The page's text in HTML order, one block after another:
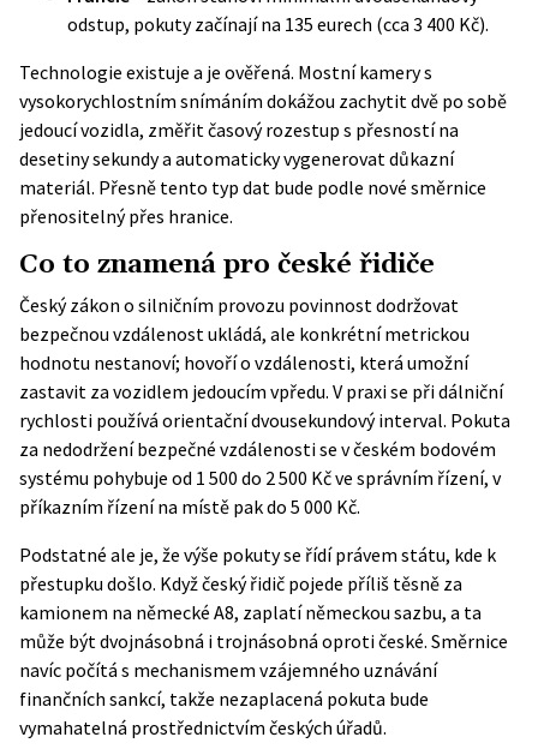
odstup, pokuty začínají na 135 eurech (cca 3 400 Kč).
Technologie existuje a je ověřená. Mostní kamery s
vysokorychlostním snímáním dokážou zachytit dvě po sobě
jedoucí vozidla, změřit časový rozestup s přesností na
desetiny sekundy a automaticky vygenerovat důkazní
materiál. Přesně tento typ dat bude podle nové směrnice
přenositelný přes hranice.
Co to znamená pro české řidiče
Český zákon o silničním provozu povinnost dodržovat
bezpečnou vzdálenost ukládá, ale konkrétní metrickou
hodnotu nestanoví; hovoří o vzdálenosti, která umožní
zastavit za vozidlem jedoucím vpředu. V praxi se při dálniční
rychlosti používá orientační dvousekundový interval. Pokuta
za nedodržení bezpečné vzdálenosti se v českém bodovém
systému pohybuje od 1 500 do 2 500 Kč ve správním řízení, v
příkazním řízení na místě pak do 5 000 Kč.
Podstatné ale je, že výše pokuty se řídí právem státu, kde k
přestupku došlo. Když český řidič pojede příliš těsně za
kamionem na německé A8, zaplatí německou sazbu, a ta
může být dvojnásobná i trojnásobná oproti české. Směrnice
navíc počítá s mechanismem vzájemného uznávání
finančních sankcí, takže nezaplacená pokuta bude
vymahatelná prostřednictvím českých úřadů.